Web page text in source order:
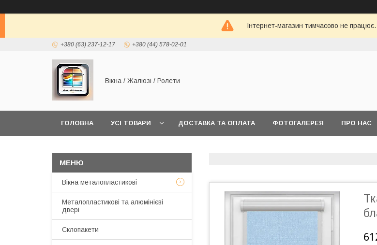
Інтернет-магазин тимчасово не
+380 (63) 237-12-17 +380 (44) 578-02-01
Вікна / Жалюзі / Ролети
ГОЛОВНА УСІ ТОВАРИ ДОСТАВКА ТА ОПЛАТА ФОТОГАЛЕРЕЯ ПРО НАС
Вікна металопластикові
Металопластикові та алюмінієві
двері
Склопакети